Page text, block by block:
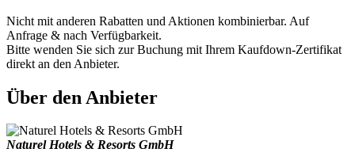
Nicht mit anderen Rabatten und Aktionen kombinierbar. Auf
Anfrage & nach Verfügbarkeit.
Bitte wenden Sie sich zur Buchung mit Ihrem Kaufdown-Zertifikat
direkt an den Anbieter.
Über den Anbieter
Naturel Hotels & Resorts GmbH